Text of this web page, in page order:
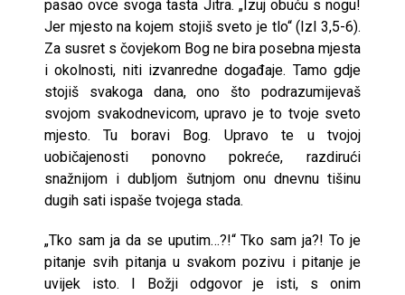
pasao ovce svoga tasta Jitra. „Izuj obuću s nogu!
Jer mjesto na kojem stojiš sveto je tlo“ (Izl 3,5-6).
Za susret s čovjekom Bog ne bira posebna mjesta
i okolnosti, niti izvanredne događaje. Tamo gdje
stojiš svakoga dana, ono što podrazumijevaš
svojom svakodnevicom, upravo je to tvoje sveto
mjesto. Tu boravi Bog. Upravo te u tvojoj
uobičajenosti ponovno pokreće, razdirući
snažnijom i dubljom šutnjom onu dnevnu tišinu
dugih sati ispaše tvojega stada.
„Tko sam ja da se uputim…?!“ Tko sam ja?! To je
pitanje svih pitanja u svakom pozivu i pitanje je
uvijek isto. I Božji odgovor je isti, s onim